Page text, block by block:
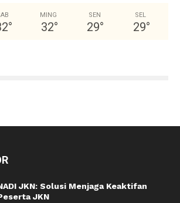
°
MING
32°
SEN
29°
SEL
29°
JKN: Solusi Menjaga Keaktifan
JKN